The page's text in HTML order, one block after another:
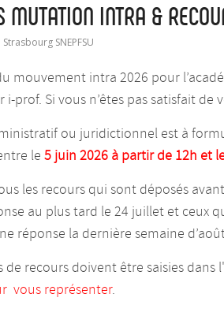
MUTATION INTRA &
Strasbourg SNEPFSU
mouvement intra 2026 pour
i-prof. Si vous n’êtes pas satisfait
ou juridictionnel est à
le 5 juin 2026 à partir de 12h et
les recours qui sont déposés
au plus tard le 24 juillet et ceux
réponse la dernière semaine
de recours doivent être saisies dans
vous représenter.